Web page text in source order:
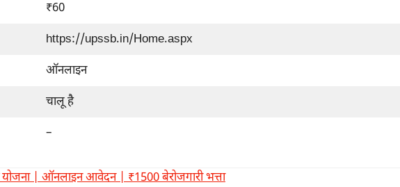
₹60
https://upssb.in/Home.aspx
ऑनलाइन
चालू है
–
योजना | ऑनलाइन आवेदन | ₹1500 बेरोजगारी भत्ता